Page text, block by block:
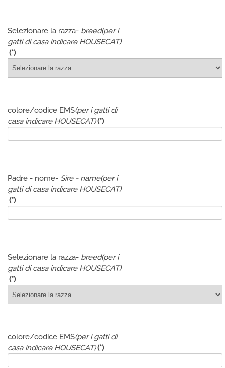
Selezionare la razza- breed(per i
gatti di casa indicare HOUSECAT)
(*)
colore/codice EMS(per i gatti di
casa indicare HOUSECAT)(*)
Padre - nome- Sire - name(per i
gatti di casa indicare HOUSECAT)
(*)
Selezionare la razza- breed(per i
gatti di casa indicare HOUSECAT)
(*)
colore/codice EMS(per i gatti di
casa indicare HOUSECAT)(*)